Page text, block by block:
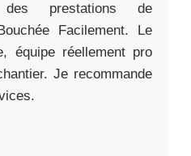
des prestations de
Facilement. Le
équipe réellement pro
Je recommande